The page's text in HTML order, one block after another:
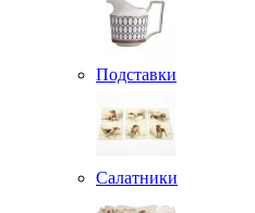
Подставки
Салатники